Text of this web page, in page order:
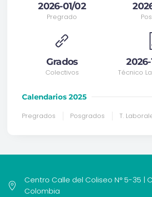
2026-01/02
Pregrado
Grados
Colectivos
2026-
Técnico
Calendarios 2025
Pregrados Posgrados T.
Centro Calle del Coliseo N° 5-35 |
Colombia